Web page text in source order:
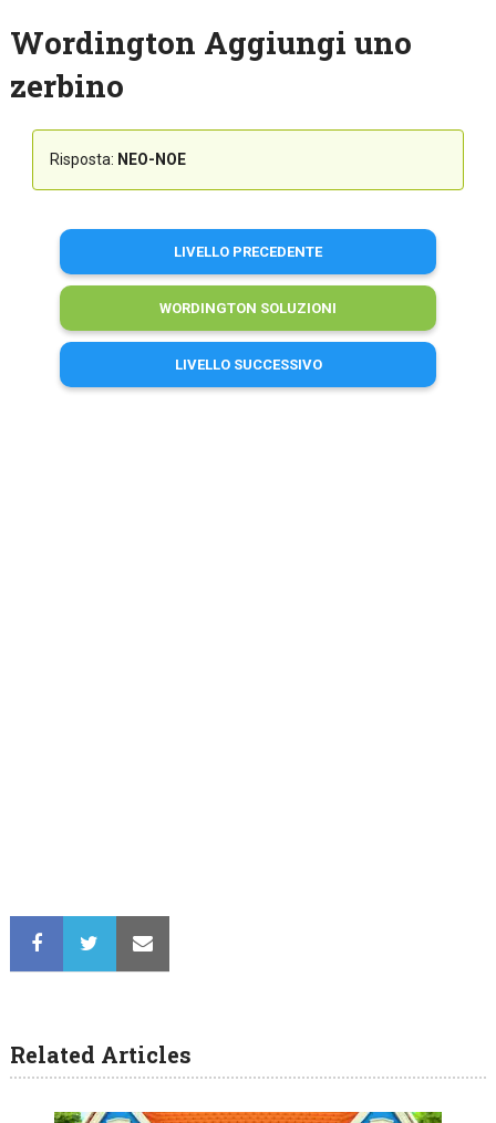
Wordington Aggiungi uno
zerbino
Risposta: NEO-NOE
LIVELLO PRECEDENTE
WORDINGTON SOLUZIONI
LIVELLO SUCCESSIVO
Related Articles